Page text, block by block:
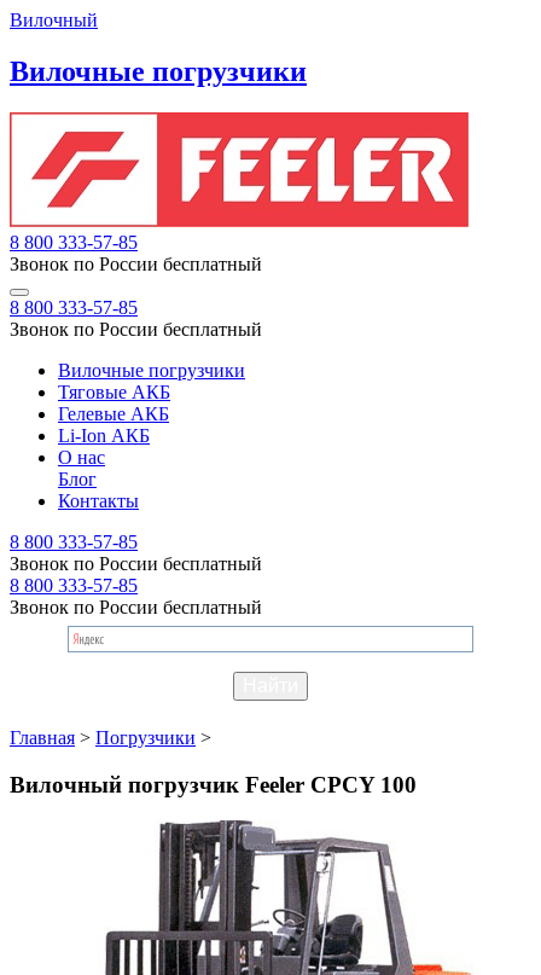
Вилочный
Вилочные погрузчики
8 800 333-57-85
Звонок по России бесплатный
8 800 333-57-85
Звонок по России бесплатный
Вилочные погрузчики
Тяговые АКБ
Гелевые АКБ
Li-Ion АКБ
О нас
Блог
Контакты
8 800 333-57-85
Звонок по России бесплатный
8 800 333-57-85
Звонок по России бесплатный
Главная > Погрузчики >
Вилочный погрузчик Feeler CPCY 100